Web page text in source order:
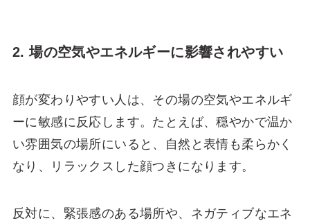
2. 場の空気やエネルギーに影響されやすい
顔が変わりやすい人は、その場の空気やエネルギ
ーに敏感に反応します。たとえば、穏やかで温か
い雰囲気の場所にいると、自然と表情も柔らかく
なり、リラックスした顔つきになります。
反対に、緊張感のある場所や、ネガティブなエネ